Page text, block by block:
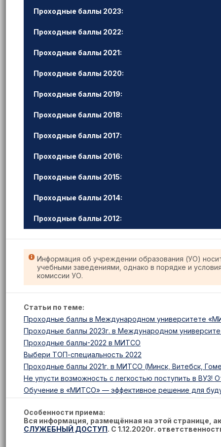
Проходные баллы 2023:
Проходные баллы 2022:
Проходные баллы 2021:
Проходные баллы 2020:
Проходные баллы 2019:
Проходные баллы 2018:
Проходные баллы 2017:
Проходные баллы 2016:
Проходные баллы 2015:
Проходные баллы 2014:
Проходные баллы 2012:
Информация об учреждении образования (УО)
учебными заведениями, однако в порядке и
комиссии УО.
Статьи по теме:
Проходные баллы в Международном университете
Проходные баллы 2023г. в Международном
Проходные баллы-2022 в МИТСО
Выбери ТОП-специальность 2022
Проходные баллы 2021г. в МИТСО (Минск, Витебск,
Не упусти возможность с легкостью поступить в ВУЗ!
Обучение в «МИТСО» — эффективное решение для
Особенности приема:
Вся информация, размещённая на этой странице,
СЛУЖЕБНЫЙ ДОСТУП. С 1.12.2020г.